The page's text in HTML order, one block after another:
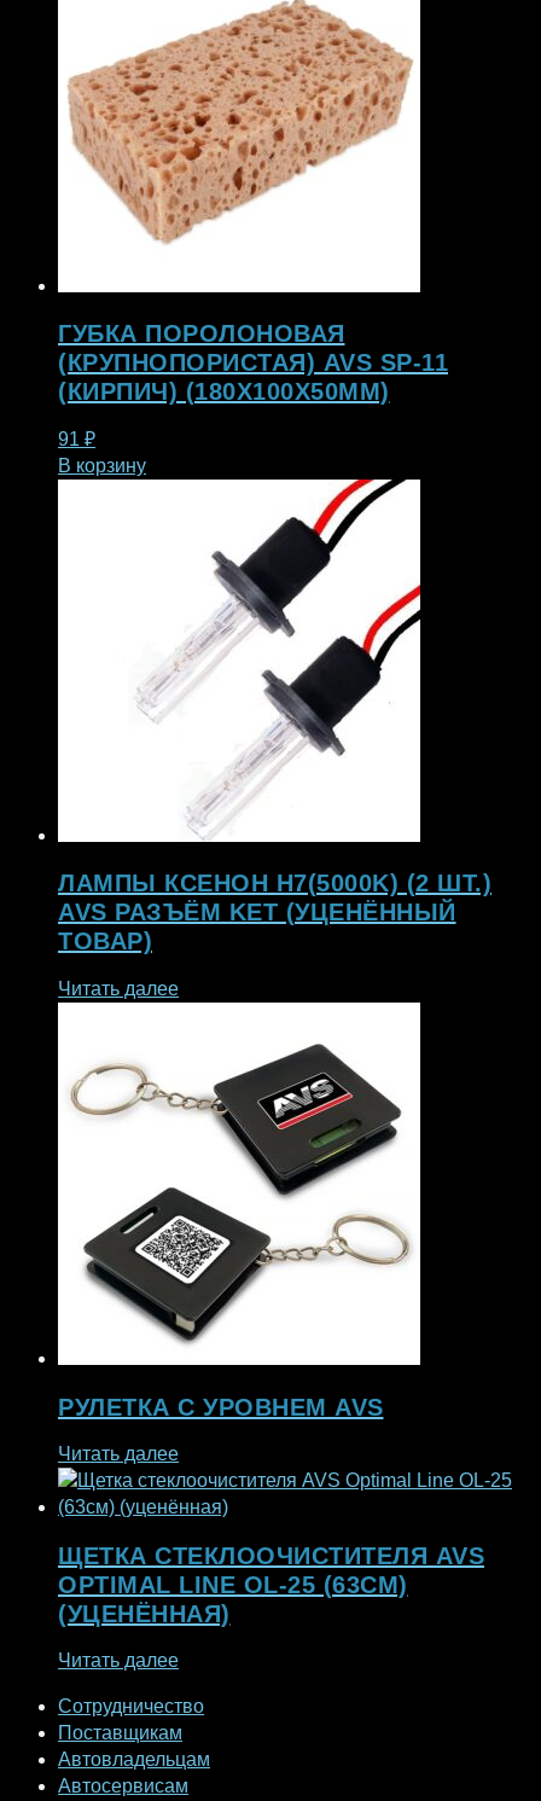
ГУБКА ПОРОЛОНОВАЯ
(КРУПНОПОРИСТАЯ) AVS SP-11
(КИРПИЧ) (180X100X50ММ)
91 ₽
В корзину
ЛАМПЫ КСЕНОН H7(5000K) (2 ШТ.)
AVS РАЗЪЁМ KET (УЦЕНЁННЫЙ
ТОВАР)
Читать далее
РУЛЕТКА С УРОВНЕМ AVS
Читать далее
ЩЕТКА СТЕКЛООЧИСТИТЕЛЯ AVS
OPTIMAL LINE OL-25 (63СМ)
(УЦЕНЁННАЯ)
Читать далее
Сотрудничество
Поставщикам
Автовладельцам
Автосервисам